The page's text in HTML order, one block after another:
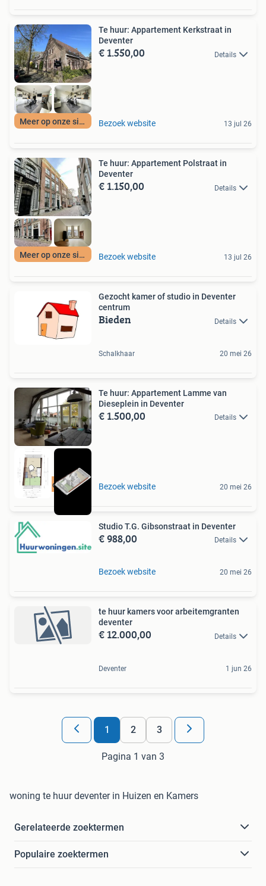
Meer op onze site
Te huur: Appartement Kerkstraat in
Deventer
€ 1.550,00 Details
Bezoek website 13 jul 26
Meer op onze site
Te huur: Appartement Polstraat in
Deventer
€ 1.150,00 Details
Bezoek website 13 jul 26
Gezocht kamer of studio in Deventer
centrum
Bieden Details
Schalkhaar 20 mei 26
Meer op onze site
Te huur: Appartement Lamme van
Dieseplein in Deventer
€ 1.500,00 Details
Bezoek website 20 mei 26
Studio T.G. Gibsonstraat in Deventer
€ 988,00 Details
Bezoek website 20 mei 26
te huur kamers voor arbeitemgranten
deventer
€ 12.000,00 Details
Deventer 1 jun 26
1 2 3
Pagina 1 van 3
woning te huur deventer in Huizen en Kamers
Gerelateerde zoektermen
Populaire zoektermen